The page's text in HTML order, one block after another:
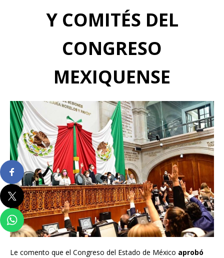
Y COMITÉS DEL
CONGRESO
MEXIQUENSE
Le comento que el Congreso del Estado de México aprobó